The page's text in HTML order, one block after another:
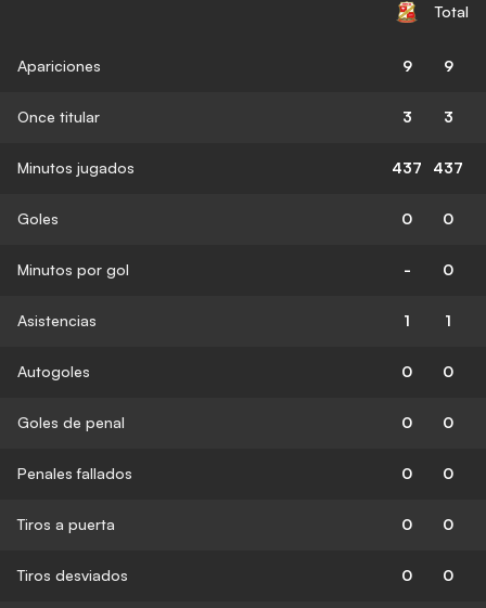
Total
Apariciones 9 9
Once titular 3 3
Minutos jugados 437 437
Goles 0 0
Minutos por gol - 0
Asistencias 1 1
Autogoles 0 0
Goles de penal 0 0
Penales fallados 0 0
Tiros a puerta 0 0
Tiros desviados 0 0